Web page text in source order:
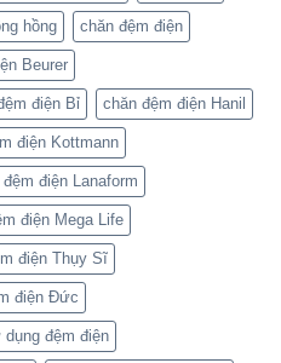
hồng chăn đệm điện
Beurer
điện Bỉ chăn đệm điện Hanil
điện Kottmann
điện Lanaform
điện Mega Life
điện Thụy Sĩ
điện Đức
đệm điện